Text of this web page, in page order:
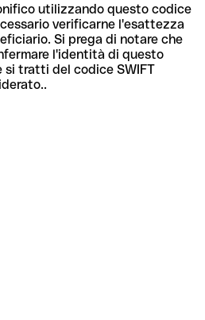
utilizzando questo codice
verificarne l'esattezza
Si prega di notare che
l'identità di questo
si tratti del codice SWIFT